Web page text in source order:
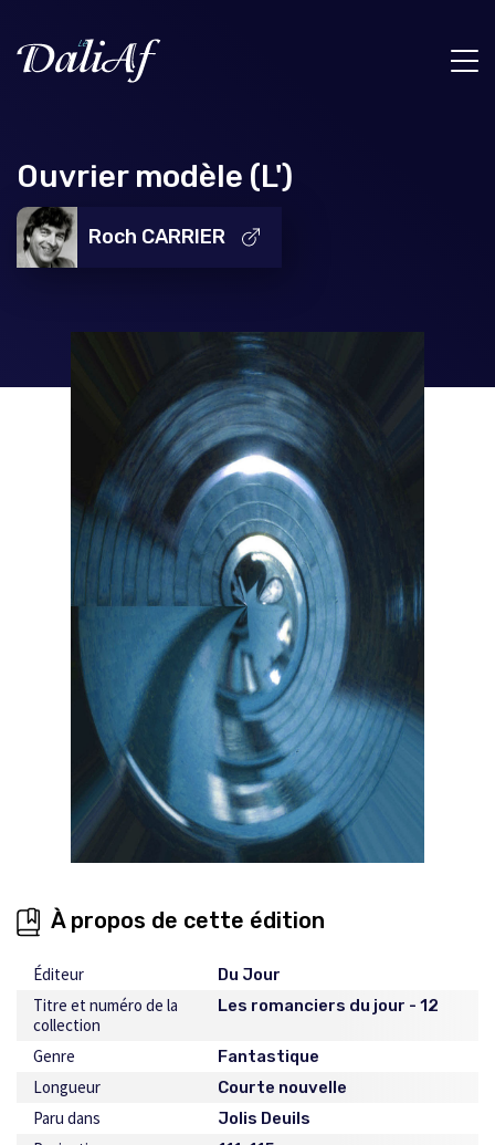
Ouvrier modèle (L')
Roch CARRIER
À propos de cette édition
Éditeur Du Jour
Titre et numéro de la
collection
Les romanciers du jour - 12
Genre Fantastique
Longueur Courte nouvelle
Paru dans Jolis Deuils